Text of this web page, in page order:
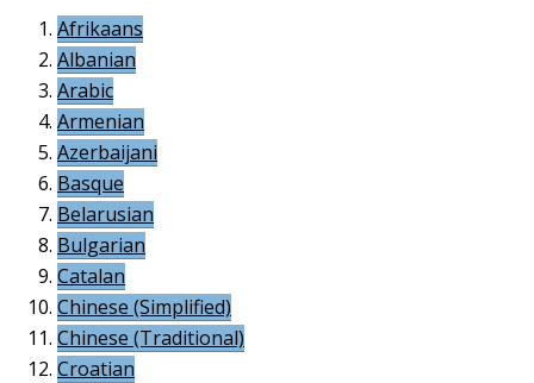
Afrikaans
Albanian
Arabic
Armenian
Azerbaijani
Basque
Belarusian
Bulgarian
Catalan
Chinese (Simplified)
Chinese (Traditional)
Croatian